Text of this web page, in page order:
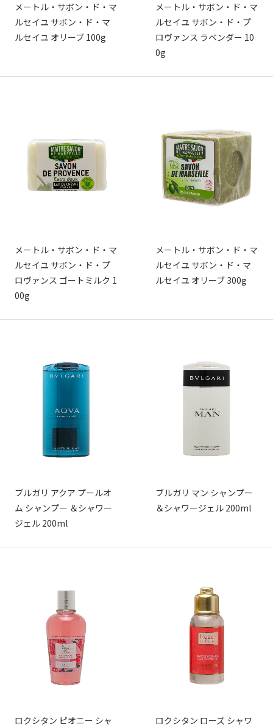
メートル・サボン・ド・マ
ルセイユ サボン・ド・マ
ルセイユ オリーブ 100g
メートル・サボン・ド・マ
ルセイユ サボン・ド・プ
ロヴァンス ラベンダー 10
0g
メートル・サボン・ド・マ
ルセイユ サボン・ド・プ
ロヴァンス ゴートミルク 1
00g
メートル・サボン・ド・マ
ルセイユ サボン・ド・マ
ルセイユ オリーブ 300g
ブルガリ アクア プールオ
ム シャンプー ＆シャワー
ジェル 200ml
ブルガリ マン シャンプー
＆シャワージェル 200ml
ロクシタン ピオニー シャ
ロクシタン ローズ シャワ